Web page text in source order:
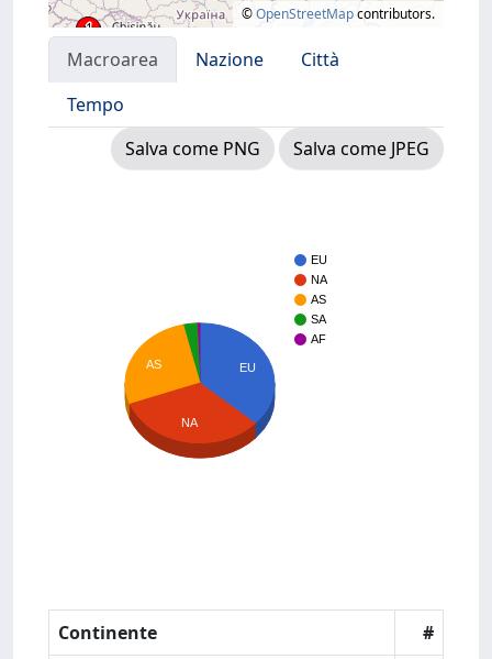
©OpenStreetMapcontributors.
Macroarea Nazione
Città
Tempo
Salva come PNG
Salva come JPEG
EU
NA
AS
SA
AF
EU
AS
NA
Continente
#